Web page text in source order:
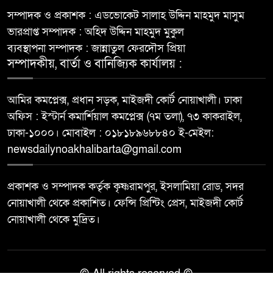
সম্পাদক ও প্রকাশক : এডভোকেট সালাহ উদ্দিন মাহমুদ মাসুম
ভারপ্রাপ্ত সম্পাদক : অহিদ উদ্দিন মাহমুদ মুকুল
ব্যবস্থাপনা সম্পাদক : জান্নাতুল ফেরদৌস প্রিয়া
সম্পাদকীয়, বার্তা ও বানিজ্যিক কার্যালয় :
আমির কমপ্লেক্স, প্রধান সড়ক, মাইজদী কোর্ট নোয়াখালী। ঢাকা
অফিস : ইস্টার্ন কমার্শিয়াল কমপ্লেক্স (৭ম তলা), ৭৩ কাকরাইল,
ঢাকা-১০০০। মোবাইল : ০১৮১৮৯৬৮৮৪০ ই-মেইল:
newsdailynoakhalibarta@gmail.com
প্রকাশক ও সম্পাদক কর্তৃক কৃষ্ণরামপুর, ইসলামিয়া রোড, সদর
নোয়াখালী থেকে প্রকাশিত। ফেন্সি প্রিন্টিং প্রেস, মাইজদী কোর্ট
নোয়াখালী থেকে মুদ্রিত।
© All rights reserved ©